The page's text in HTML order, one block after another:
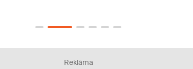
Reklāma